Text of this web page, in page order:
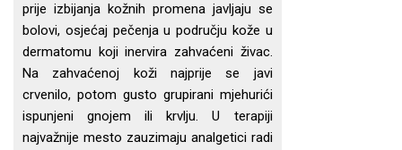
prije izbijanja kožnih promena javljaju se
bolovi, osjećaj pečenja u području kože u
dermatomu koji inervira zahvaćeni živac.
Na zahvaćenoj koži najprije se javi
crvenilo, potom gusto grupirani mjehurići
ispunjeni gnojem ili krvlju. U terapiji
najvažnije mesto zauzimaju analgetici radi